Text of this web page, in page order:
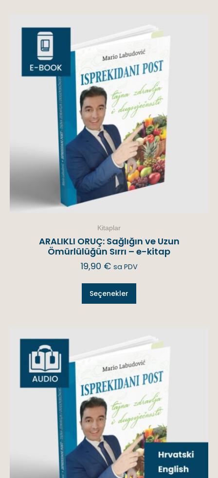
Kitaplar
ARALIKLI ORUÇ: Sağlığın ve Uzun
Ömürlülüğün Sırrı – e-kitap
19,90 € sa PDV
Seçenekler